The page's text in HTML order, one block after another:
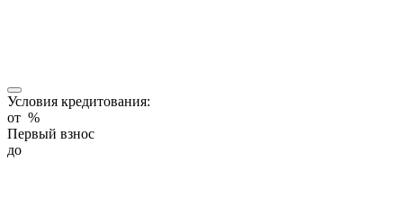
Условия кредитования:
от %
Первый взнос
до